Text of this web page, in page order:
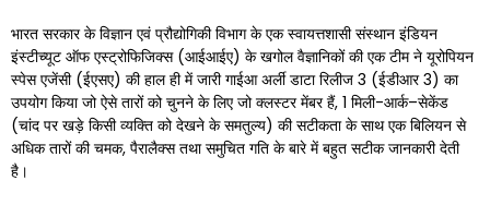
भारत सरकार के विज्ञान एवं प्रौद्योगिकी विभाग के एक स्वायत्तशासी संस्थान इंडियन
इंस्टीच्यूट ऑफ एस्ट्रोफिजिक्स (आईआईए) के खगोल वैज्ञानिकों की एक टीम ने यूरोपियन
स्पेस एजेंसी (ईएसए) की हाल ही में जारी गाईआ अर्ली डाटा रिलीज 3 (ईडीआर 3) का
उपयोग किया जो ऐसे तारों को चुनने के लिए जो क्लस्टर मेंबर हैं, 1 मिली-आर्क–सेकेंड
(चांद पर खड़े किसी व्यक्ति को देखने के समतुल्य) की सटीकता के साथ एक बिलियन से
अधिक तारों की चमक, पैरालैक्स तथा समुचित गति के बारे में बहुत सटीक जानकारी देती
है।